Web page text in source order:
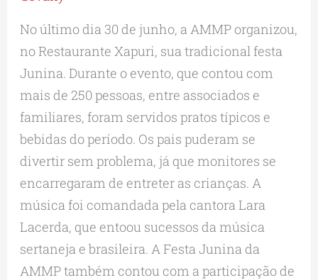
No último dia 30 de junho, a AMMP organizou,
no Restaurante Xapuri, sua tradicional festa
Junina. Durante o evento, que contou com
mais de 250 pessoas, entre associados e
familiares, foram servidos pratos típicos e
bebidas do período. Os pais puderam se
divertir sem problema, já que monitores se
encarregaram de entreter as crianças. A
música foi comandada pela cantora Lara
Lacerda, que entoou sucessos da música
sertaneja e brasileira. A Festa Junina da
AMMP também contou com a participação de